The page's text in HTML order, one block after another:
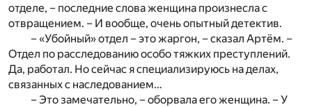
отделе, – последние слова женщина произнесла с
отвращением. – И вообще, очень опытный детектив.
– «Убойный» отдел – это жаргон, – сказал Артём. –
Отдел по расследованию особо тяжких преступлений.
Да, работал. Но сейчас я специализируюсь на делах,
связанных с наследованием…
– Это замечательно, – оборвала его женщина. – У